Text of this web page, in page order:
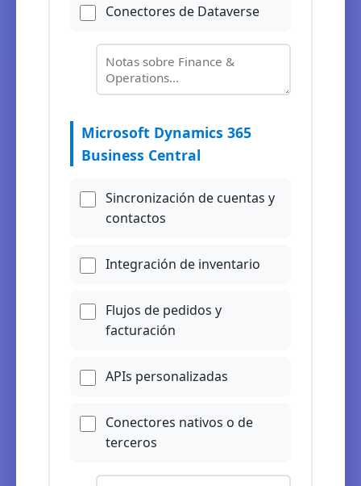
Conectores de Dataverse
Microsoft Dynamics 365
Business Central
Sincronización de cuentas y
contactos
Integración de inventario
Flujos de pedidos y
facturación
APIs personalizadas
Conectores nativos o de
terceros